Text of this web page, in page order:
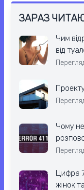
ЗАРАЗ
Чим
від
Чому
Цифра
жінок